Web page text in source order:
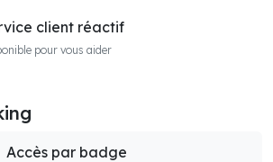
client réactif
pour vous aider
Accès par badge